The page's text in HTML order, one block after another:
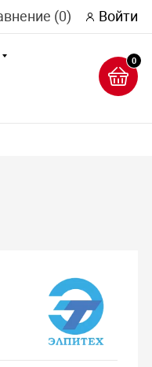
(0) Войти
0